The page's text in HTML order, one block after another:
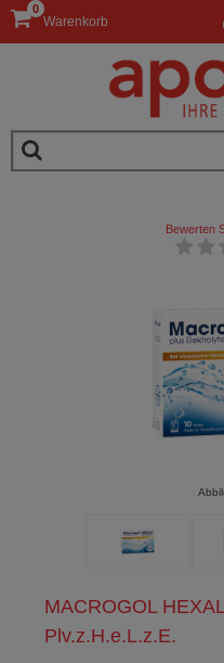
Warenkorb
0
MACROGOL
Plv.z.H.e.L.z.E.
Bewerten